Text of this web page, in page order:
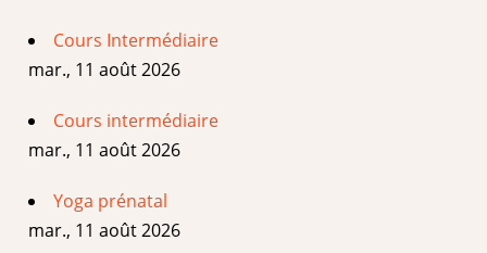
Cours Intermédiaire
mar., 11 août 2026
Cours intermédiaire
mar., 11 août 2026
Yoga prénatal
mar., 11 août 2026